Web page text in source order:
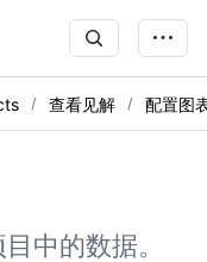
查看见解 配置图
中的数据。